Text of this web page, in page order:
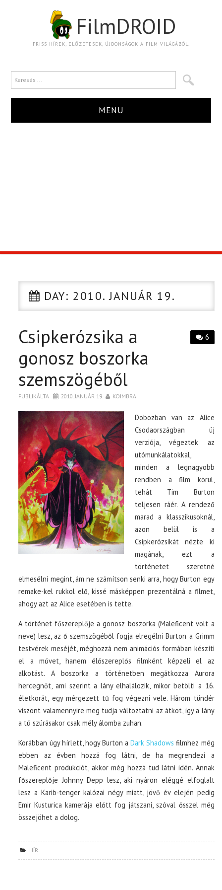
FilmDROID
FRISS HÍREK, ELŐZETESEK, ÚJDONSÁGOK A FILM VILÁGÁBÓL.
MENU
CIKK
PÓLÓ RENDELÉS
DAY: 2010. JANUÁR 19.
6
Csipkerózsika a
gonosz boszorka
szemszögéből
PUBLIKÁLTA 2010. JANUÁR 19. KOIMBRA
Dobozban van az Alice
Csodaországban új
verziója, végeztek az
utómunkálatokkal,
minden a legnagyobb
rendben a film körül,
tehát Tim Burton
teljesen ráér. A rendező
marad a klasszikusoknál,
azon belül is a
Csipkerózsikát nézte ki
magának, ezt a
történetet szeretné
elmesélni megint, ám ne számítson senki arra, hogy Burton egy
remake-kel rukkol elő, kissé másképpen prezentálná a filmet,
ahogy azt az Alice esetében is tette.
A történet főszereplője a gonosz boszorka (Maleficent volt a
neve) lesz, az ő szemszögéből fogja elregélni Burton a Grimm
testvérek meséjét, méghozzá nem animációs formában készíti
el a művet, hanem élőszereplős filmként képzeli el az
alkotást. A boszorka a történetben megátkozza Aurora
hercegnőt, ami szerint a lány elhalálozik, mikor betölti a 16.
életkorát, egy mérgezett tű fog végezni vele. Három tündér
viszont valamennyire meg tudja változtatni az átkot, így a lány
a tű szúrásakor csak mély álomba zuhan.
Korábban úgy hírlett, hogy Burton aDark Shadows filmhez még
ebben az évben hozzá fog látni, de ha megrendezi a
Maleficent produkciót, akkor még hozzá tud látni idén. Annak
főszereplője Johnny Depp lesz, aki nyáron eléggé elfoglalt
lesz a Karib-tenger kalózai négy miatt, jövő év elején pedig
Emir Kusturica kamerája előtt fog játszani, szóval ősszel még
összejöhet a dolog.
HÍR